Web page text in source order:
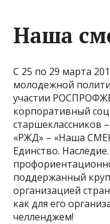
Наша
С 25 по 29 марта
молодежной
участии
корпоративный
старшеклассников
«РЖД» – «Наша
Единство.
поддержанный
организацией
как для его
челленджем!